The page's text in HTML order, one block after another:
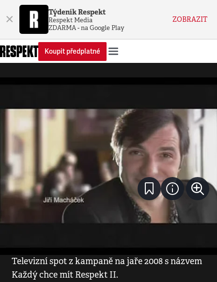
× Týdeník Respekt
Respekt Media
ZDARMA - na Google Play
ZOBRAZIT
Koupit předplatné
Video
Každý chce mít Respekt II
Televizní spot z kampaně na jaře 2008 s názvem
Každý chce mít Respekt II.